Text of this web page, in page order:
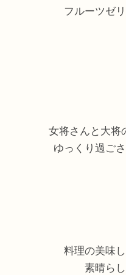
フルーツゼ
女将さんと大将
ゆっくり過ご
料理の美味
素晴ら